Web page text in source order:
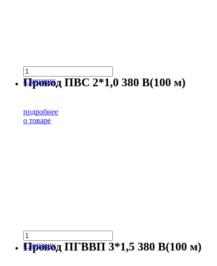
в корзину
Провод ПВС 2*1,0 380 В(100 м)
подробнее
о товаре
в корзину
Провод ПГВВП 3*1,5 380 В(100 м)